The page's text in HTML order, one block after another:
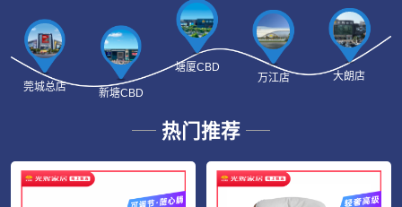
莞城总店
新塘CBD
塘厦CBD
万江店
大朗店
热门推荐